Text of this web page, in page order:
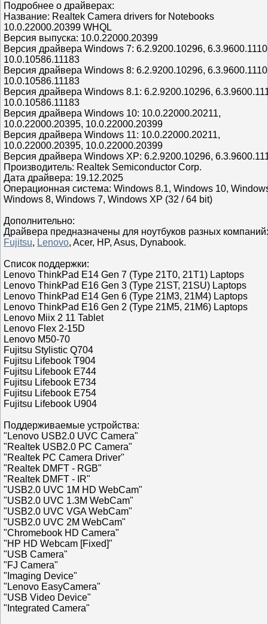
Подробнее о драйверах:
Название: Realtek Camera drivers for Notebooks
10.0.22000.20399 WHQL
Версия выпуска: 10.0.22000.20399
Версия драйвера Windows 7: 6.2.9200.10296,
10.0.10586.11183
Версия драйвера Windows 8: 6.2.9200.10296,
10.0.10586.11183
Версия драйвера Windows 8.1: 6.2.9200.10296,
10.0.10586.11183
Версия драйвера Windows 10: 10.0.22000.20211,
10.0.22000.20395, 10.0.22000.20399
Версия драйвера Windows 11: 10.0.22000.20211,
10.0.22000.20395, 10.0.22000.20399
Версия драйвера Windows XP: 6.2.9200.10296,
Производитель: Realtek Semiconductor Corp.
Дата драйвера: 19.12.2025
Операционная система: Windows 8.1, Windows 10,
Windows 8, Windows 7, Windows XP (32 / 64 bit)
Дополнительно:
Драйвера предназначены для ноутбуков разных компаний:
Fujitsu, Lenovo, Acer, HP, Asus, Dynabook.
Список поддержки:
Lenovo ThinkPad E14 Gen 7 (Type 21T0, 21T1) Laptops
Lenovo ThinkPad E16 Gen 3 (Type 21ST, 21SU) Laptops
Lenovo ThinkPad E14 Gen 6 (Type 21M3, 21M4) Laptops
Lenovo ThinkPad E16 Gen 2 (Type 21M5, 21M6) Laptops
Lenovo Miix 2 11 Tablet
Lenovo Flex 2-15D
Lenovo M50-70
Fujitsu Stylistic Q704
Fujitsu Lifebook T904
Fujitsu Lifebook E744
Fujitsu Lifebook E734
Fujitsu Lifebook E754
Fujitsu Lifebook U904
Поддерживаемые устройства:
"Lenovo USB2.0 UVC Camera"
"Realtek USB2.0 PC Camera"
"Realtek PC Camera Driver"
"Realtek DMFT - RGB"
"Realtek DMFT - IR"
"USB2.0 UVC 1M HD WebCam"
"USB2.0 UVC 1.3M WebCam"
"USB2.0 UVC VGA WebCam"
"USB2.0 UVC 2M WebCam"
"Chromebook HD Camera"
"HP HD Webcam [Fixed]"
"USB Camera"
"FJ Camera"
"Imaging Device"
"Lenovo EasyCamera"
"USB Video Device"
"Integrated Camera"